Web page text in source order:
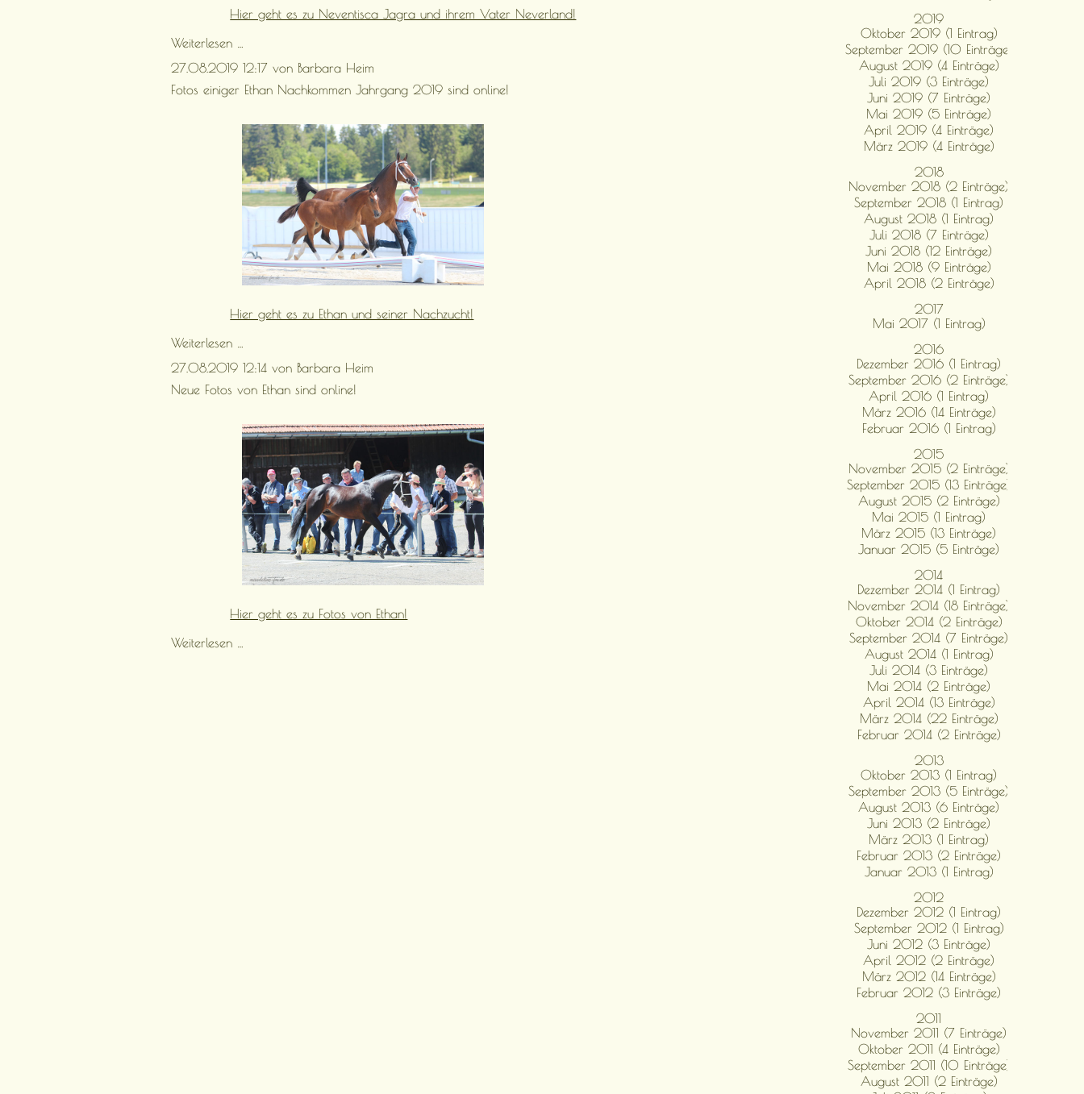
Hier geht es zu Neventisca Jagra und ihrem Vater Neverland!
Weiterlesen …
von
Neverland/
Don
ist
online!
27.08.2019 12:17 von Barbara Heim
Fotos einiger Ethan Nachkommen Jahrgang 2019 sind online!
Hier geht es zu Ethan und seiner Nachzucht!
Weiterlesen …
Ethan
Nachkommen
Jahrgang
sind
online!
27.08.2019 12:14 von Barbara Heim
Neue Fotos von Ethan sind online!
Hier geht es zu Fotos von Ethan!
Weiterlesen …
2019
Oktober 2019 (1 Eintrag)
September 2019 (10 Einträge)
August 2019 (4 Einträge)
Juli 2019 (3 Einträge)
Juni 2019 (7 Einträge)
Mai 2019 (5 Einträge)
April 2019 (4 Einträge)
März 2019 (4 Einträge)
2018
November 2018 (2 Einträge)
September 2018 (1 Eintrag)
August 2018 (1 Eintrag)
Juli 2018 (7 Einträge)
Juni 2018 (12 Einträge)
Mai 2018 (9 Einträge)
April 2018 (2 Einträge)
2017
Mai 2017 (1 Eintrag)
2016
Dezember 2016 (1 Eintrag)
September 2016 (2 Einträge)
April 2016 (1 Eintrag)
März 2016 (14 Einträge)
Februar 2016 (1 Eintrag)
2015
November 2015 (2 Einträge)
September 2015 (13 Einträge)
August 2015 (2 Einträge)
Mai 2015 (1 Eintrag)
März 2015 (13 Einträge)
Januar 2015 (5 Einträge)
2014
Dezember 2014 (1 Eintrag)
November 2014 (18 Einträge)
Oktober 2014 (2 Einträge)
September 2014 (7 Einträge)
August 2014 (1 Eintrag)
Juli 2014 (3 Einträge)
Mai 2014 (2 Einträge)
April 2014 (13 Einträge)
März 2014 (22 Einträge)
Februar 2014 (2 Einträge)
2013
Oktober 2013 (1 Eintrag)
September 2013 (5 Einträge)
August 2013 (6 Einträge)
Juni 2013 (2 Einträge)
März 2013 (1 Eintrag)
Februar 2013 (2 Einträge)
Januar 2013 (1 Eintrag)
2012
Dezember 2012 (1 Eintrag)
September 2012 (1 Eintrag)
Juni 2012 (3 Einträge)
April 2012 (2 Einträge)
März 2012 (14 Einträge)
Februar 2012 (3 Einträge)
2011
November 2011 (7 Einträge)
Oktober 2011 (4 Einträge)
September 2011 (10 Einträge)
August 2011 (2 Einträge)